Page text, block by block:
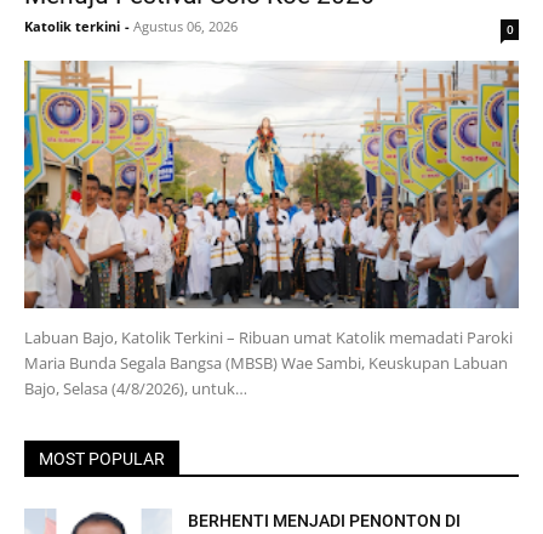
Katolik terkini - Agustus 06, 2026 0
Labuan Bajo, Katolik Terkini – Ribuan umat Katolik memadati Paroki
Maria Bunda Segala Bangsa (MBSB) Wae Sambi, Keuskupan Labuan
Bajo, Selasa (4/8/2026), untuk…
MOST POPULAR
BERHENTI MENJADI PENONTON DI